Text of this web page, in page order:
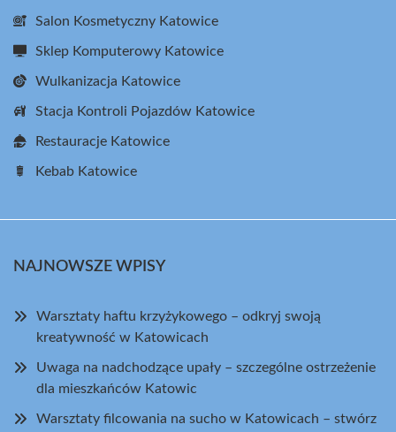
Salon Kosmetyczny Katowice
Sklep Komputerowy Katowice
Wulkanizacja Katowice
Stacja Kontroli Pojazdów Katowice
Restauracje Katowice
Kebab Katowice
NAJNOWSZE WPISY
Warsztaty haftu krzyżykowego – odkryj swoją
kreatywność w Katowicach
Uwaga na nadchodzące upały – szczególne ostrzeżenie
dla mieszkańców Katowic
Warsztaty filcowania na sucho w Katowicach – stwórz